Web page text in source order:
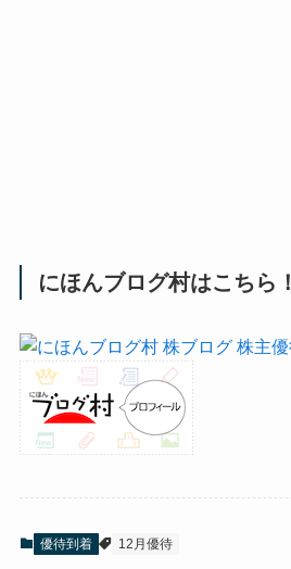
にほんブログ村はこちら！
優待到着 12月優待